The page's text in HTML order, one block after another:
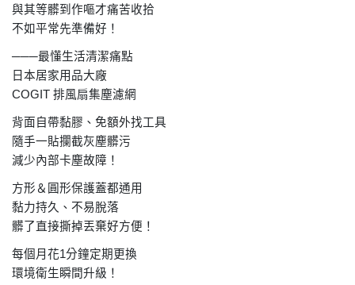
與其等髒到作嘔才痛苦收拾
不如平常先準備好！
───最懂生活清潔痛點
日本居家用品大廠
COGIT 排風扇集塵濾網
背面自帶黏膠、免額外找工具
隨手一貼攔截灰塵髒污
減少內部卡塵故障！
方形＆圓形保護蓋都通用
黏力持久、不易脫落
髒了直接撕掉丟棄好方便！
每個月花1分鐘定期更換
環境衛生瞬間升級！